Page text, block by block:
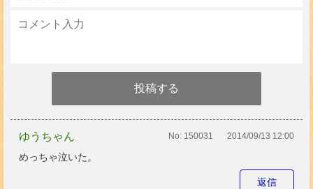
ゆうちゃん No: 150031 2014/09/13 12:00
めっちゃ泣いた。
返信